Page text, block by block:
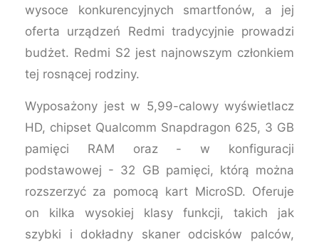
wysoce konkurencyjnych smartfonów, a jej
oferta urządzeń Redmi tradycyjnie prowadzi
budżet. Redmi S2 jest najnowszym członkiem
tej rosnącej rodziny.
Wyposażony jest w 5,99-calowy wyświetlacz
HD, chipset Qualcomm Snapdragon 625, 3 GB
pamięci RAM oraz - w konfiguracji
podstawowej - 32 GB pamięci, którą można
rozszerzyć za pomocą kart MicroSD. Oferuje
on kilka wysokiej klasy funkcji, takich jak
szybki i dokładny skaner odcisków palców,